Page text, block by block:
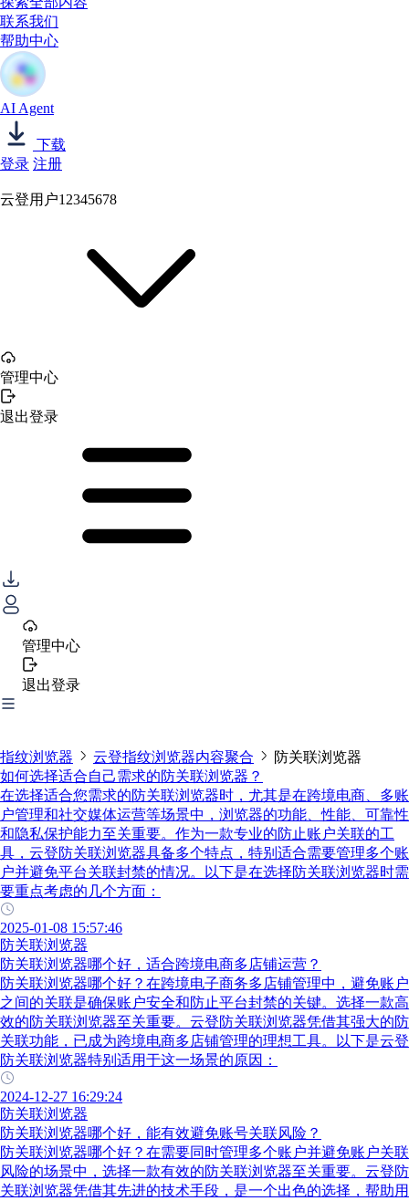
联系我们
帮助中心
AI Agent
下载
登录 注册
云登用户12345678
管理中心
退出登录
管理中心
退出登录
指纹浏览器 云登指纹浏览器内容聚合
防关联浏览器
如何选择适合自己需求的防关联浏览器？
在选择适合您需求的防关联浏览器时，尤其是在跨境电商、多账
户管理和社交媒体运营等场景中，浏览器的功能、性能、可靠性
和隐私保护能力至关重要。作为一款专业的防止账户关联的工
具，云登防关联浏览器具备多个特点，特别适合需要管理多个账
户并避免平台关联封禁的情况。以下是在选择防关联浏览器时需
要重点考虑的几个方面：
2025-01-08 15:57:46
防关联浏览器
防关联浏览器哪个好，适合跨境电商多店铺运营？
防关联浏览器哪个好？在跨境电子商务多店铺管理中，避免账户
之间的关联是确保账户安全和防止平台封禁的关键。选择一款高
效的防关联浏览器至关重要。云登防关联浏览器凭借其强大的防
关联功能，已成为跨境电商多店铺管理的理想工具。以下是云登
防关联浏览器特别适用于这一场景的原因：
2024-12-27 16:29:24
防关联浏览器
防关联浏览器哪个好，能有效避免账号关联风险？
防关联浏览器哪个好？在需要同时管理多个账户并避免账户关联
风险的场景中，选择一款有效的防关联浏览器至关重要。云登防
关联浏览器凭借其先进的技术手段，是一个出色的选择，帮助用